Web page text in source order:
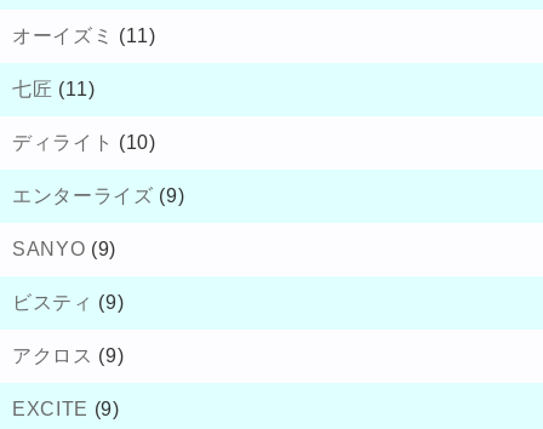
オーイズミ (11)
七匠 (11)
ディライト (10)
エンターライズ (9)
SANYO (9)
ビスティ (9)
アクロス (9)
EXCITE (9)